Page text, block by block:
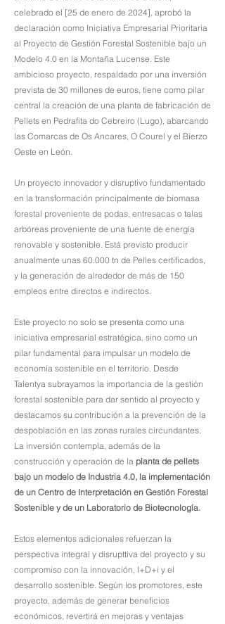
celebrado el [25 de enero de 2024], aprobó la
declaración como Iniciativa Empresarial Prioritaria
al Proyecto de Gestión Forestal Sostenible bajo un
Modelo 4.0 en la Montaña Lucense. Este
ambicioso proyecto, respaldado por una inversión
prevista de 30 millones de euros, tiene como pilar
central la creación de una planta de fabricación de
Pellets en Pedrafita do Cebreiro (Lugo), abarcando
las Comarcas de Os Ancares, O Courel y el Bierzo
Oeste en León.
Un proyecto innovador y disruptivo fundamentado
en la transformación principalmente de biomasa
forestal proveniente de podas, entresacas o talas
arbóreas proveniente de una fuente de energía
renovable y sostenible. Está previsto producir
anualmente unas 60.000 tn de Pelles certificados,
y la generación de alrededor de más de 150
empleos entre directos e indirectos.
Este proyecto no solo se presenta como una
iniciativa empresarial estratégica, sino como un
pilar fundamental para impulsar un modelo de
economía sostenible en el territorio. Desde
Talentya subrayamos la importancia de la gestión
forestal sostenible para dar sentido al proyecto y
destacamos su contribución a la prevención de la
despoblación en las zonas rurales circundantes.
La inversión contempla, además de la
construcción y operación de la planta de pellets
bajo un modelo de Industria 4.0, la implementación
de un Centro de Interpretación en Gestión Forestal
Sostenible y de un Laboratorio de Biotecnología.
Estos elementos adicionales refuerzan la
perspectiva integral y disrupttiva del proyecto y su
compromiso con la innovación, I+D+i y el
desarrollo sostenible. Según los promotores, este
proyecto, además de generar beneficios
económicos, revertirá en mejoras y ventajas